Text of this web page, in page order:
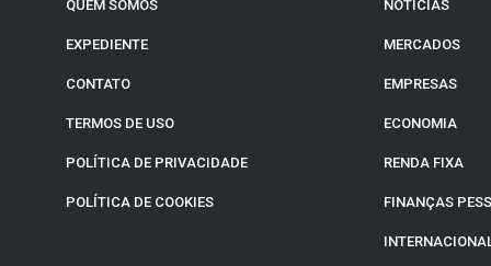
QUEM SOMOS
EXPEDIENTE
CONTATO
TERMOS DE USO
POLÍTICA DE PRIVACIDADE
POLÍTICA DE COOKIES
NOTÍCIAS
MERCADOS
EMPRESAS
ECONOMIA
RENDA FIXA
FINANÇAS